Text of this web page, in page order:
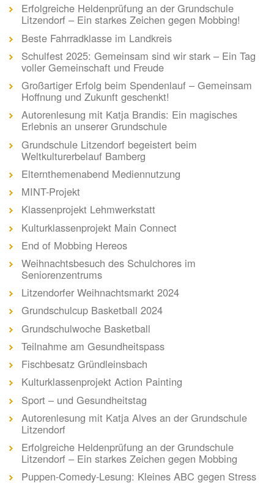
Erfolgreiche Heldenprüfung an der Grundschule
Litzendorf – Ein starkes Zeichen gegen Mobbing!
Beste Fahrradklasse im Landkreis
Schulfest 2025: Gemeinsam sind wir stark – Ein Tag
voller Gemeinschaft und Freude
Großartiger Erfolg beim Spendenlauf – Gemeinsam
Hoffnung und Zukunft geschenkt!
Autorenlesung mit Katja Brandis: Ein magisches
Erlebnis an unserer Grundschule
Grundschule Litzendorf begeistert beim
Weltkulturerbelauf Bamberg
Elternthemenabend Mediennutzung
MINT-Projekt
Klassenprojekt Lehmwerkstatt
Kulturklassenprojekt Main Connect
End of Mobbing Hereos
Weihnachtsbesuch des Schulchores im
Seniorenzentrums
Litzendorfer Weihnachtsmarkt 2024
Grundschulcup Basketball 2024
Grundschulwoche Basketball
Teilnahme am Gesundheitspass
Fischbesatz Gründleinsbach
Kulturklassenprojekt Action Painting
Sport – und Gesundheitstag
Autorenlesung mit Katja Alves an der Grundschule
Litzendorf
Erfolgreiche Heldenprüfung an der Grundschule
Litzendorf – Ein starkes Zeichen gegen Mobbing
Puppen-Comedy-Lesung: Kleines ABC gegen Stress